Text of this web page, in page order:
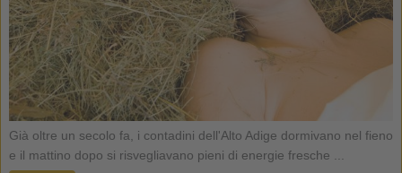
Già oltre un secolo fa, i contadini dell'Alto Adige dormivano nel fieno
e il mattino dopo si risvegliavano pieni di energie fresche ...